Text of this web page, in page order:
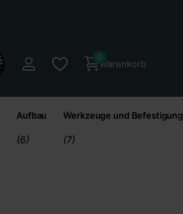
Warenkorb
0
Aufbau
(6)
Werkzeuge und Befestigung
(7)